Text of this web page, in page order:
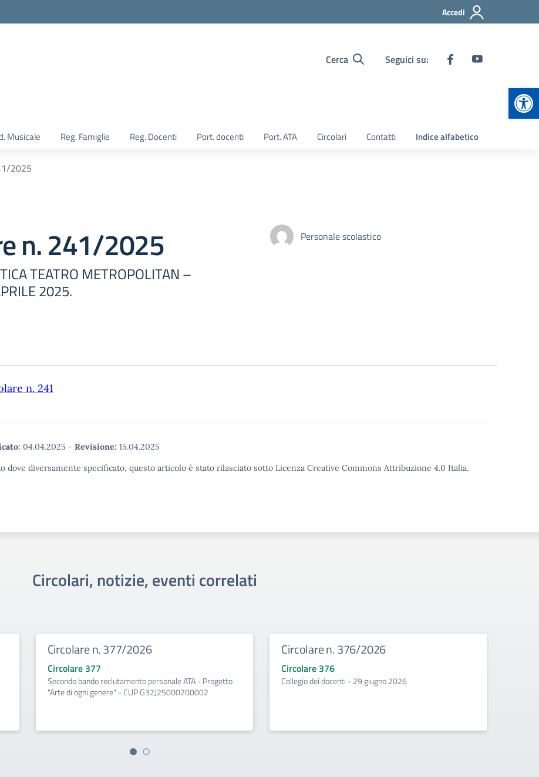
Accedi
Cerca Seguici su:
Musicale Reg. Famiglie Reg. Docenti Port. docenti Port. ATA Circolari Contatti Indice alfabetico
2025
n. 241/2025
TEATRO METROPOLITAN –
2025.
Personale scolastico
n. 241
04.04.2025 - Revisione: 15.04.2025
dove diversamente specificato, questo articolo è stato rilasciato sotto Licenza Creative Commons Attribuzione 4.0 Italia.
Circolari, notizie, eventi correlati
Circolare n. 377/2026
Circolare 377
Secondo bando reclutamento personale ATA - Progetto
"Arte di ogni genere" - CUP G32J25000200002
Circolare n. 376/2026
Circolare 376
Collegio dei docenti - 29 giugno 2026